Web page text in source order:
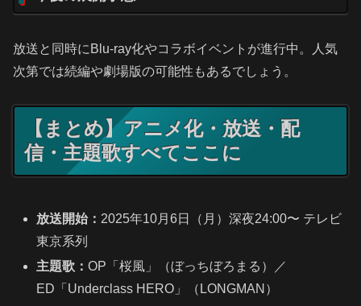
放送と同時にBlu-ray化やコラボイベントが進行中。人気
次第では続編や劇場版の可能性もあるでしょう。
【まとめ】アニメ化・放送・配
信・主題歌すべてここに
放送開始： 2025年10月6日（月）深夜24:00〜 テレビ
東京系列
主題歌：OP「桜風」（ぼっちぼろまる）／
ED「Underclass HERO」（LONGMAN）